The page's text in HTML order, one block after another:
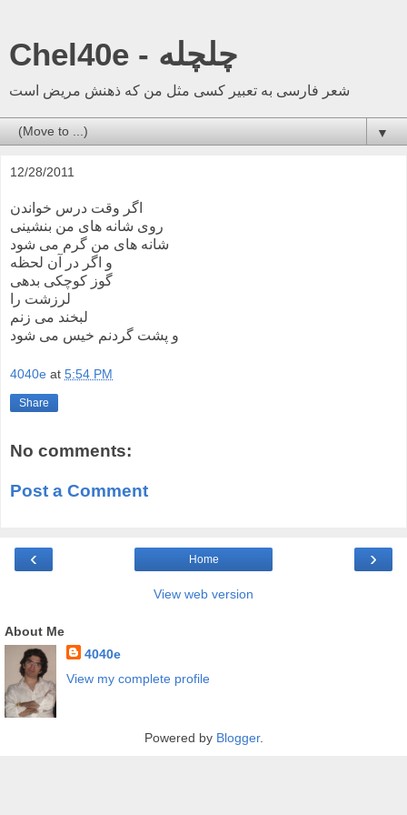
Chel40e - چلچله
شعر فارسی به تعبیر کسی مثل من که ذهنش مریض است
▼
12/28/2011
اگر وقت درس خواندن
روی شانه های من بنشینی
شانه های من گرم می شود
و اگر در آن لحظه
گوز کوچکی بدهی
لرزشت را
لبخند می زنم
و پشت گردنم خیس می شود
4040e at 5:54 PM
Share
No comments:
Post a Comment
‹ ›
Home
View web version
About Me
4040e
View my complete profile
Powered by Blogger.